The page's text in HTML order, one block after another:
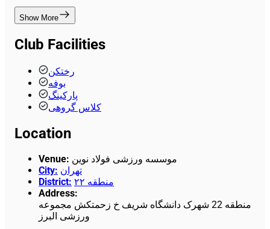
Show More
Club Facilities
رختکن
بوفه
پارکینگ
کلاس گروهی
Location
Venue: موسسه ورزشی فولاد نوین
City: تهران
District:
منطقه ۲۲
Address:
منطقه 22 شهرک دانشگاه شریف خ زحمتکش مجموعه
ورزشی البرز